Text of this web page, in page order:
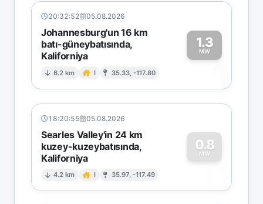
20:32:52 05.08.2026
Johannesburg'un 16 km
batı-güneybatısında,
Kaliforniya
6.2 km I 35.33, -117.80
1.3
MW
1
18:20:55 05.08.2026
Searles Valley'in 24 km
kuzey-kuzeybatısında,
Kaliforniya
4.2 km I 35.97, -117.49
0.8
MW
0